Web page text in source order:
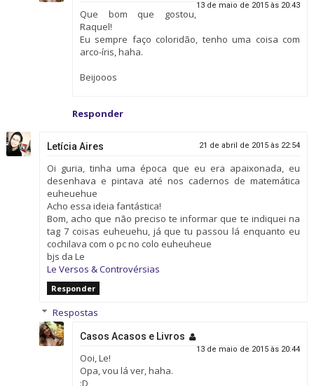
13 de maio de 2015 às 20:43
Que bom que gostou,
Raquel!
Eu sempre faço coloridão, tenho uma coisa com
arco-íris, haha.
Beijooos
Responder
Letícia Aires 21 de abril de 2015 às 22:54
Oi guria, tinha uma época que eu era apaixonada, eu
desenhava e pintava até nos cadernos de matemática
euheuehue
Acho essa ideia fantástica!
Bom, acho que não preciso te informar que te indiquei na
tag 7 coisas euheuehu, já que tu passou lá enquanto eu
cochilava com o pc no colo euheuheue
bjs da Le
Le Versos & Controvérsias
Responder
Respostas
Casos Acasos e Livros
13 de maio de 2015 às 20:44
Ooi, Le!
Opa, vou lá ver, haha.
:D